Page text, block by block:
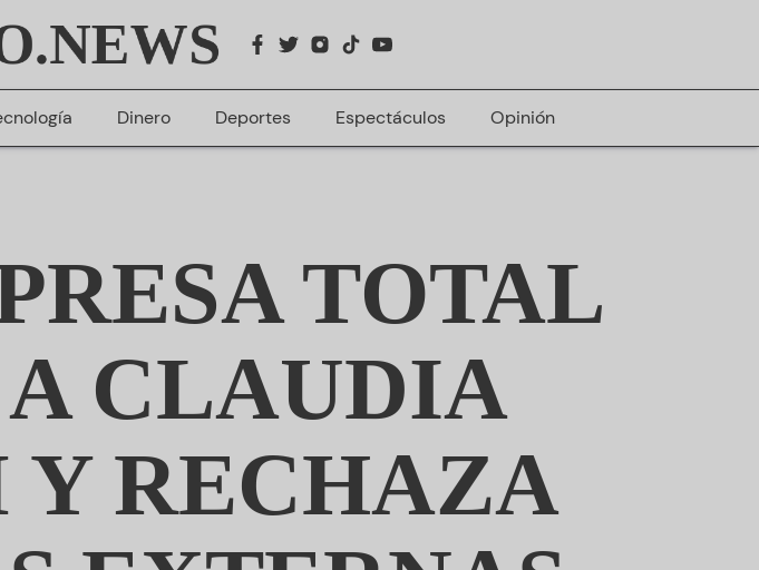
Dinero Deportes Espectáculos Opinión
TOTAL
A CLAUDIA
Y RECHAZA